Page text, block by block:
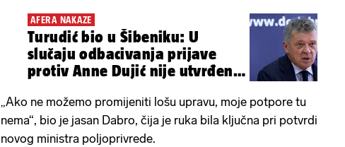
AFERA NAKAZE
Turudić bio u Šibeniku: U
slučaju odbacivanja prijave
protiv Anne Dujić nije utvrđena
„Ako ne možemo promijeniti lošu upravu, moje potpore tu
nema“, bio je jasan Dabro, čija je ruka bila ključna pri potvrdi
novog ministra poljoprivrede.